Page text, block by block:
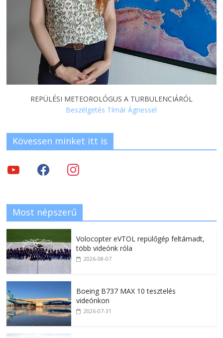
REPÜLÉSI METEOROLÓGUS A TURBULENCIÁRÓL
Beszélgetés Tímár Ágnessel
Kövessen minket itt is
Most népszerű
Volocopter eVTOL repülőgép feltámadt,
több videónk róla
2026-08-07
Boeing B737 MAX 10 tesztelés
videónkon
2026-07-31